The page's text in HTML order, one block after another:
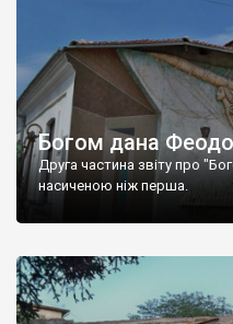
Богом дана
Друга частина звіту про
насиченою ніж перша.